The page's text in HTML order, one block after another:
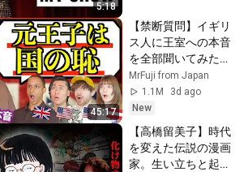
5:18
45:17
【禁断質問】イギリ
ス人に王室への本音
を全部聞いてみた
「王室は本当に必
要？」
MrFuji from Japan
1.1M
3d ago
New
【高橋留美子】時代
を変えた伝説の漫画
家。生い立ちと起こ